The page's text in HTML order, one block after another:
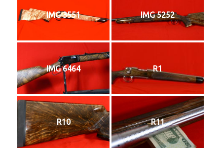
IMG 3551 IMG 5252
IMG 6464 R1
R10 R11